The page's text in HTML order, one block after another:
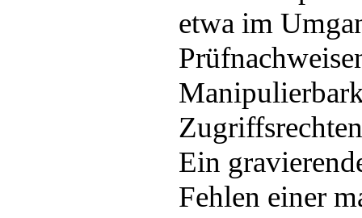
etwa im
Ein
Fehlen einer